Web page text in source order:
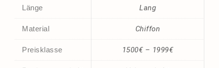
Länge Lang
Material Chiffon
Preisklasse 1500€ – 1999€